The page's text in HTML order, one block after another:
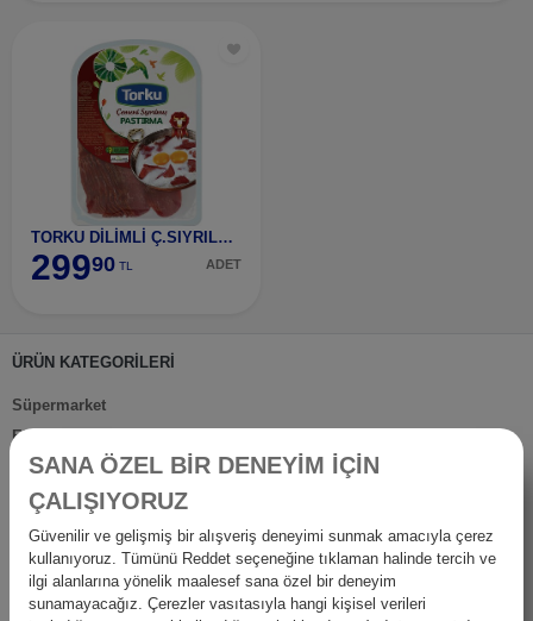
TORKU DİLİMLİ Ç.SIYRILMIŞ PASTIRMA 120 GR
29990 TL ADET
ÜRÜN KATEGORİLERİ
Süpermarket
Elektronik
Kırtasiye & Sanat
Spor Outdoor
Ev Gereçleri
Petshop
Ev Dışı Tüketim
SANA ÖZEL BİR DENEYİM İÇİN
ÇALIŞIYORUZ
Güvenilir ve gelişmiş bir alışveriş deneyimi sunmak amacıyla çerez
kullanıyoruz. Tümünü Reddet seçeneğine tıklaman halinde tercih ve
ilgi alanlarına yönelik maalesef sana özel bir deneyim
sunamayacağız. Çerezler vasıtasıyla hangi kişisel verileri